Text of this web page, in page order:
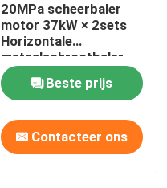
20MPa scheerbaler
motor 37kW × 2sets
Horizontale
metaalschrootbaler
voor recycling van
zwaar schroot
Beste prijs
Contacteer ons